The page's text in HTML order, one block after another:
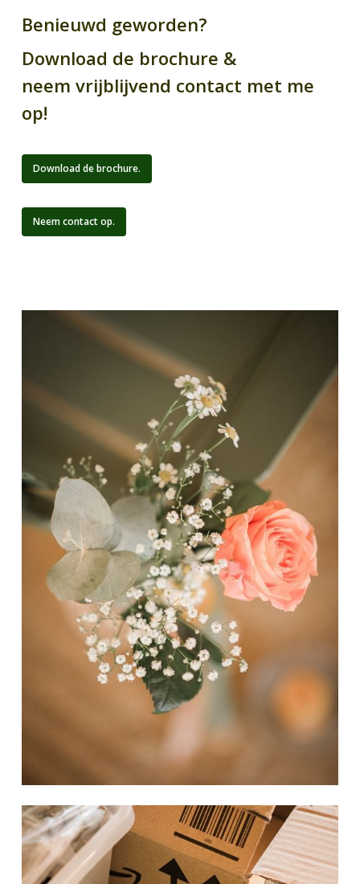
Geen producten in de winkelwagen.
Benieuwd geworden?
Download de brochure &
neem vrijblijvend contact met me
op!
Download de brochure.
Neem contact op.